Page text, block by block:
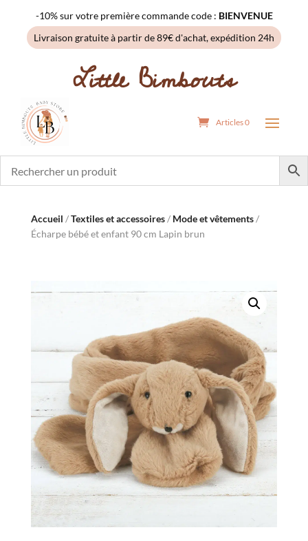
-10% sur votre première commande code : BIENVENUE
Livraison gratuite à partir de 89€ d'achat, expédition 24h
Little Bimbouts
Articles 0
Accueil /Textiles et accessoires/ Mode et vêtements/
Écharpe bébé et enfant 90 cm Lapin brun